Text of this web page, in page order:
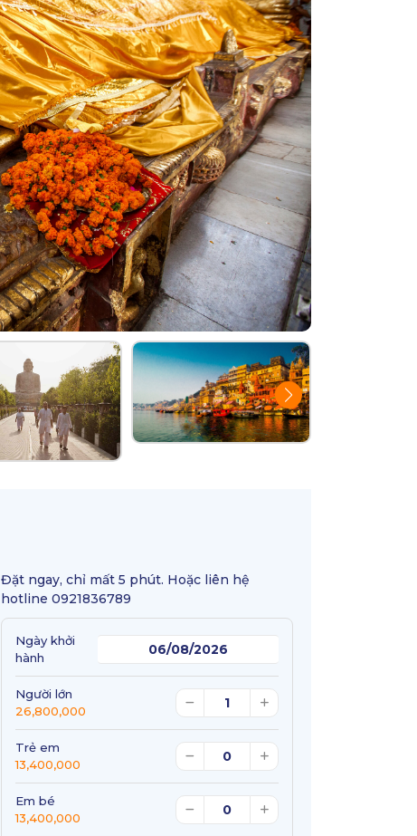
Đặt ngay, chỉ mất 5 phút. Hoặc liên hệ
hotline 0921836789
Ngày khởi
hành
Người lớn
26,800,000
Trẻ em
13,400,000
Em bé
13,400,000